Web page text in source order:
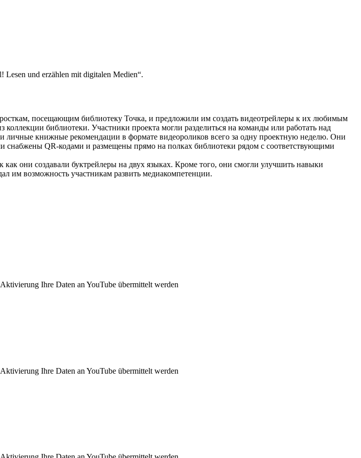
und erzählen mit digitalen Medien“.
посещающим библиотеку Точка, и предложили им создать видеотрейлеры к их любимым
библиотеки. Участники проекта могли разделиться на команды или работать над
личные книжные рекомендации в формате видеороликов всего за одну проектную неделю. Они
снабжены QR-кодами и размещены прямо на полках библиотеки рядом с соответствующими
они создавали буктрейлеры на двух языках. Кроме того, они смогли улучшить навыки
им возможность участникам развить медиакомпетенции.
Ihre Daten an YouTube übermittelt werden
Ihre Daten an YouTube übermittelt werden